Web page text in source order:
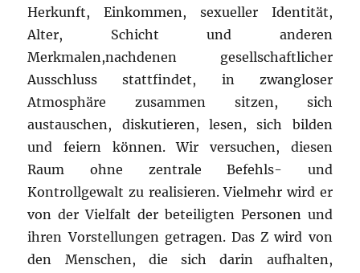
Herkunft, Einkommen, sexueller Identität,
Alter, Schicht und anderen
Merkmalen,nachdenen gesellschaftlicher
Ausschluss stattfindet, in zwangloser
Atmosphäre zusammen sitzen, sich
austauschen, diskutieren, lesen, sich bilden
und feiern können. Wir versuchen, diesen
Raum ohne zentrale Befehls- und
Kontrollgewalt zu realisieren. Vielmehr wird er
von der Vielfalt der beteiligten Personen und
ihren Vorstellungen getragen. Das Z wird von
den Menschen, die sich darin aufhalten,